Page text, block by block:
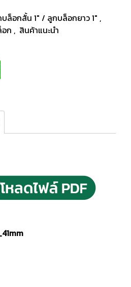
ล็อกสั้น 1" / ลูกบล็อกยาว 1" ,
ก , สินค้าแนะนำ